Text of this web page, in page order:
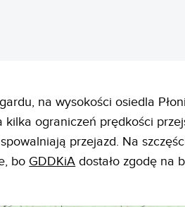
na wysokości osiedla
ograniczeń prędkości
przejazd. Na
bo GDDKiA dostało zgodę na